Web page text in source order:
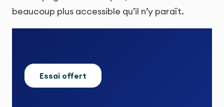
beaucoup plus accessible qu’il n’y paraît.
Essai offert